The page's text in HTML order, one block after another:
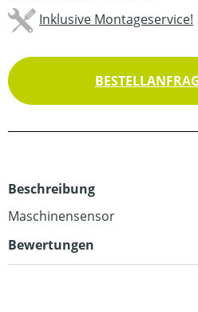
Inklusive Montageservice!
Beschreibung
Maschinensensor
Bewertungen